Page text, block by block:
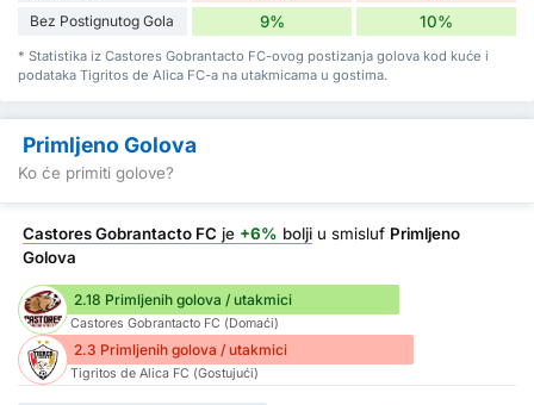
Bez Postignutog Gola 9% 10%
* Statistika iz Castores Gobrantacto FC-ovog postizanja golova kod kuće i
podataka Tigritos de Alica FC-a na utakmicama u gostima.
Primljeno Golova
Ko će primiti golove?
Castores Gobrantacto FC je +6% bolji u smisluf Primljeno
Golova
2.18 Primljenih golova / utakmici
Castores Gobrantacto FC (Domaći)
2.3 Primljenih golova / utakmici
Tigritos de Alica FC (Gostujući)